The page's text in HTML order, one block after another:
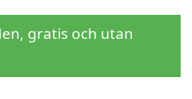
gratis och utan